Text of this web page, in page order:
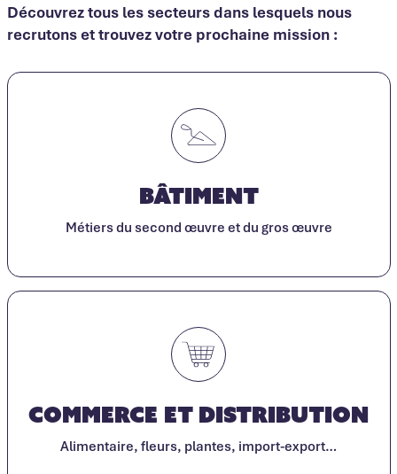
Découvrez tous les secteurs dans lesquels nous
recrutons et trouvez votre prochaine mission :
Bâtiment
Métiers du second œuvre et du gros œuvre
Commerce et Distribution
Alimentaire, fleurs, plantes, import-export…